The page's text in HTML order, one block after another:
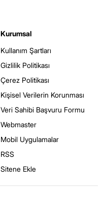
Kurumsal
Kullanım Şartları
Gizlilik Politikası
Çerez Politikası
Kişisel Verilerin Korunması
Veri Sahibi Başvuru Formu
Webmaster
Mobil Uygulamalar
RSS
Sitene Ekle